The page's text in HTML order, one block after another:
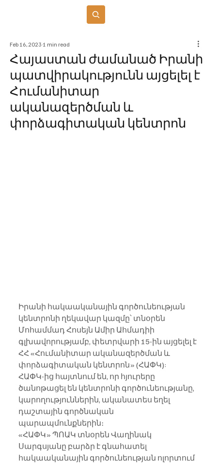
Հայաստան ժամանած Իրանի
պատվիրակությունն այցելել է
Հումանիտար
ականազերծման և
փորձագիտական կենտրոն
Feb 16, 2023 1 min read
Իրանի հակաականային գործունեության
կենտրոնի ղեկավար կազմը՝ տնօրեն
Մոհամմադ Հոսեյն Ամիր Ահմադիի
գլխավորությամբ, փետրվարի 15-ին այցելել է
ՀՀ «Հումանիտար ականազերծման և
փորձագիտական կենտրոն» (ՀԱՓԿ):
ՀԱՓԿ-ից հայտնում են, որ հյուրերը
ծանոթացել են կենտրոնի գործունեությանը,
կարողություններին, ականատես եղել
դաշտային գործնական
պարապմունքներին։
«ՀԱՓԿ» ՊՈԱԿ տնօրեն Վաղինակ
Սարգսյանը բարձր է գնահատել
հակաականային գործունեության ոլորտում